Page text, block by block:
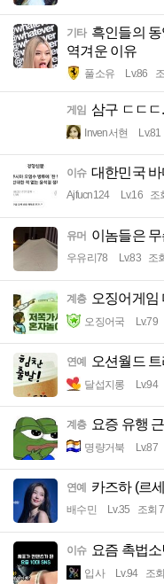
기타 흑인들의
역겨운 이유
풀소유 Lv.86
게임 삼구 ㄷㄷㄷ
Inven서현 Lv.81
이슈 대한민국
Ajfucn124 Lv.16 조
유머 이놈들은
우유리78 Lv.83 조
계층 오징어게임
오징어국 Lv.79
연예 오션월드
달섭지롱 Lv.94
계층 요증 유행
명량거북 Lv.87
연예 카즈하 (르
배수민 Lv.35 조회
이슈 요즘 촉법
입사 Lv.94 조